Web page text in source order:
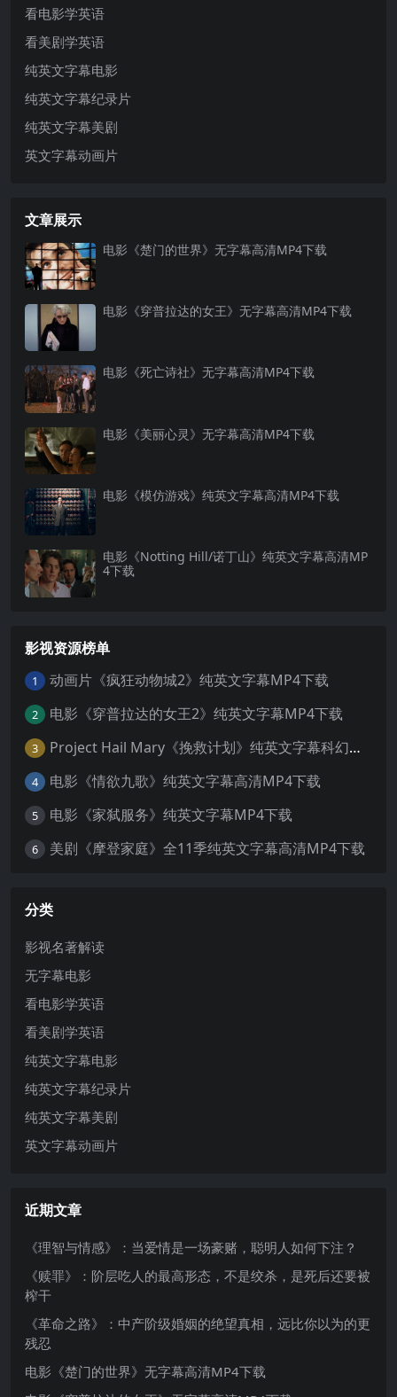
看电影学英语
看美剧学英语
纯英文字幕电影
纯英文字幕纪录片
纯英文字幕美剧
英文字幕动画片
文章展示
电影《楚门的世界》无字幕高清MP4下载
电影《穿普拉达的女王》无字幕高清MP4下载
电影《死亡诗社》无字幕高清MP4下载
电影《美丽心灵》无字幕高清MP4下载
电影《模仿游戏》纯英文字幕高清MP4下载
电影《Notting Hill/诺丁山》纯英文字幕高清MP
4下载
影视资源榜单
1 动画片《疯狂动物城2》纯英文字幕MP4下载
2 电影《穿普拉达的女王2》纯英文字幕MP4下载
3 Project Hail Mary《挽救计划》纯英文字幕科幻电影MP4下载
4 电影《情欲九歌》纯英文字幕高清MP4下载
5 电影《家弑服务》纯英文字幕MP4下载
6 美剧《摩登家庭》全11季纯英文字幕高清MP4下载
分类
影视名著解读
无字幕电影
看电影学英语
看美剧学英语
纯英文字幕电影
纯英文字幕纪录片
纯英文字幕美剧
英文字幕动画片
近期文章
《理智与情感》：当爱情是一场豪赌，聪明人如何下注？
《赎罪》：阶层吃人的最高形态，不是绞杀，是死后还要被
榨干
《革命之路》：中产阶级婚姻的绝望真相，远比你以为的更
残忍
电影《楚门的世界》无字幕高清MP4下载